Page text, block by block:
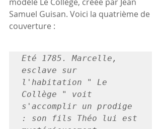
Samuel Guisan. Voici la quatrième de
couverture :
Eté 1785. Marcelle,
esclave sur
l'habitation " Le
Collège " voit
s'accomplir un prodige
: son fils Théo lui est